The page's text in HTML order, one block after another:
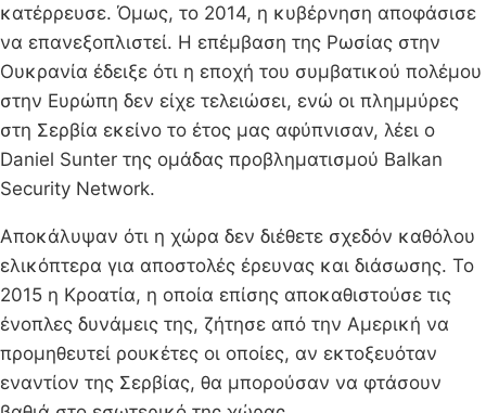
κατέρρευσε. Όμως, το 2014, η κυβέρνηση αποφάσισε
να επανεξοπλιστεί. Η επέμβαση της Ρωσίας στην
Ουκρανία έδειξε ότι η εποχή του συμβατικού πολέμου
στην Ευρώπη δεν είχε τελειώσει, ενώ οι πλημμύρες
στη Σερβία εκείνο το έτος μας αφύπνισαν, λέει ο
Daniel Sunter της ομάδας προβληματισμού Balkan
Security Network.
Αποκάλυψαν ότι η χώρα δεν διέθετε σχεδόν καθόλου
ελικόπτερα για αποστολές έρευνας και διάσωσης. Το
2015 η Κροατία, η οποία επίσης αποκαθιστούσε τις
ένοπλες δυνάμεις της, ζήτησε από την Αμερική να
προμηθευτεί ρουκέτες οι οποίες, αν εκτοξευόταν
εναντίον της Σερβίας, θα μπορούσαν να φτάσουν